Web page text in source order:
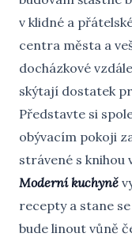
v klidné a
centra města a
docházkové
skýtají dostatek
Představte si
obývacím pokoji
strávené s knihou
Moderní kuchyně
recepty a stane
bude linout vůně